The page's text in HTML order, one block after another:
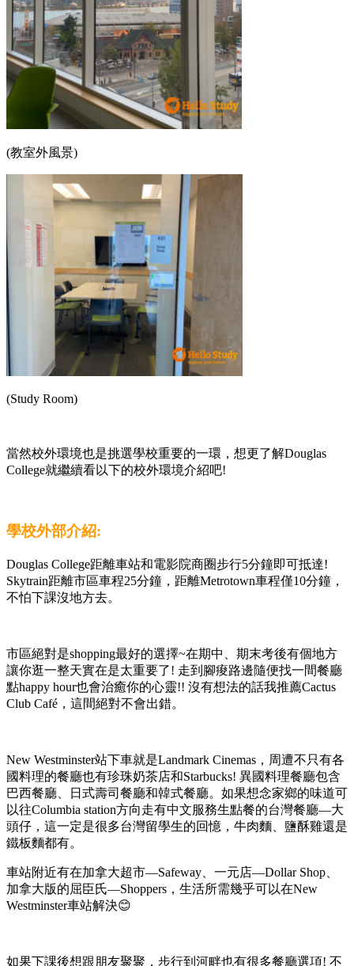
(教室外風景)
(Study Room)
當然校外環境也是挑選學校重要的一環，想更了解Douglas
College就繼續看以下的校外環境介紹吧!
學校外部介紹:
Douglas College距離車站和電影院商圈步行5分鐘即可抵達!
Skytrain距離市區車程25分鐘，距離Metrotown車程僅10分鐘，
不怕下課沒地方去。
市區絕對是shopping最好的選擇~在期中、期末考後有個地方
讓你逛一整天實在是太重要了! 走到腳痠路邊隨便找一間餐廳
點happy hour也會治癒你的心靈!! 沒有想法的話我推薦Cactus
Club Café，這間絕對不會出錯。
New Westminster站下車就是Landmark Cinemas，周遭不只有各
國料理的餐廳也有珍珠奶茶店和Starbucks! 異國料理餐廳包含
巴西餐廳、日式壽司餐廳和韓式餐廳。如果想念家鄉的味道可
以往Columbia station方向走有中文服務生點餐的台灣餐廳—大
頭仔，這一定是很多台灣留學生的回憶，牛肉麵、鹽酥雞還是
鐵板麵都有。
車站附近有在加拿大超市—Safeway、一元店—Dollar Shop、
加拿大版的屈臣氏—Shoppers，生活所需幾乎可以在New
Westminster車站解決😊
如果下課後想跟朋友聚聚，步行到河畔也有很多餐廳選項! 不